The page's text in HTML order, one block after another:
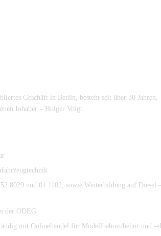
Geschäft in Berlin, besteht seit über 30 Jahren,
Inhaber – Holger Voigt.
8029 und 01 1102, sowie Weiterbildung auf Diesel
der ODEG
mit Onlinehandel für Modellbahnzubehör und -